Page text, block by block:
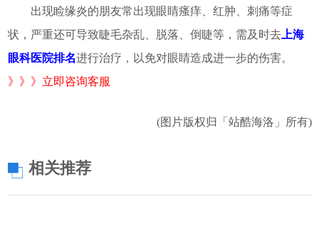
出现睑缘炎的朋友常出现眼睛瘙痒、红肿、刺痛等症
状，严重还可导致睫毛杂乱、脱落、倒睫等，需及时去上海
眼科医院排名进行治疗，以免对眼睛造成进一步的伤害。
》》》立即咨询客服
(图片版权归「站酷海洛」所有)
相关推荐